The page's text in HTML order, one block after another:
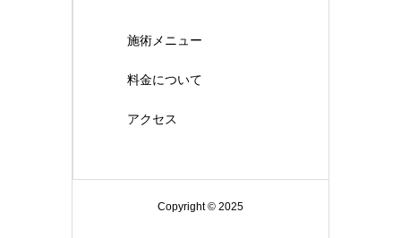
施術メニュー
料金について
アクセス
Copyright © 2025